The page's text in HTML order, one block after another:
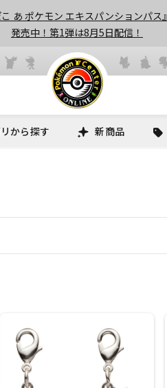
こ あ ポケモン エキスパンションパス』
発売中！第1弾は8月5日配信！
から探す 新商品